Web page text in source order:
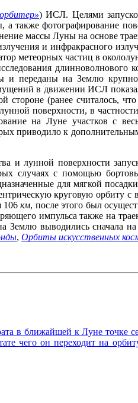
) ИСЛ. Целями
также фотографирование
массы Луны на основе
и инфракрасного
метеорных частиц в
длинноволнового
переданы на Землю
в движении ИСЛ
стороне (ранее считалось,
поверхности, в
на Луне участков с
приводило к
и лунной поверхности
случаях с помощью
для мягкой
круговую орбиту
106км, после этого был
импульса также на
Землю выводились сначала
, Орбиты искусственных
в ближайшей к Луне точке
чего он переходит на